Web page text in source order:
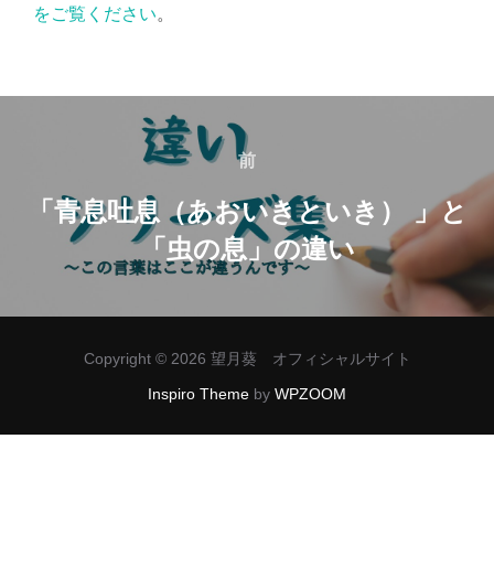
をご覧ください。
ョ
前
前
「青息吐息（あおいきといき） 」と
「虫の息」の違い
Copyright © 2026 望月葵 オフィシャルサイト
Inspiro Theme by WPZOOM